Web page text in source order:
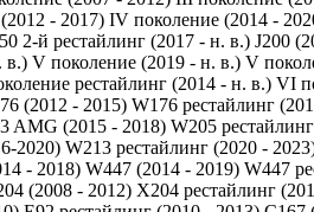
- 2017) IV поколение (2014 -
2-й рестайлинг (2017 - н. в.) J200
в.) V поколение (2019 - н. в.) V
рестайлинг (2014 - н. в.) VI
(2012 - 2015) W176 рестайлинг
AMG (2015 - 2018) W205
2020) W213 рестайлинг (2020 -
- 2018) W447 (2014 - 2019) W447
(2008 - 2012) X204 рестайлинг